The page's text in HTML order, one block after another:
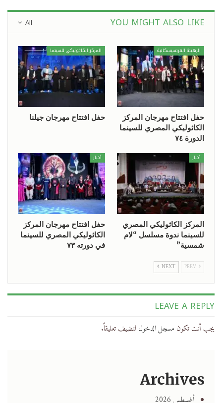
All YOU MIGHT ALSO LIKE
الرهبنة الفرنسيسكانية
حفل افتتاح مهرجان المركز
الكاثوليكي المصري للسينما
الدورة ٧٤
المركز الكاثوليكي للسينما
حفل افتتاح مهرجان جيلنا
أخبار
المركز الكاثوليكي المصري
للسينما ندوة مسلسل “لام
شمسية”
أخبار
حفل افتتاح مهرجان المركز
الكاثوليكي المصري للسينما
في دورته ٧٣
NEXT
LEAVE A REPLY
يجب أنت تكون مسجل الدخول لتضيف تعليقاً.
Archives